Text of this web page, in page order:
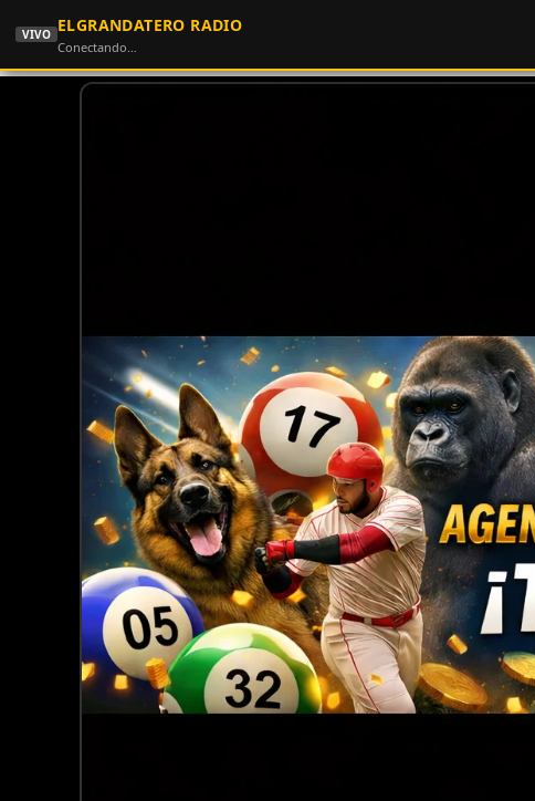
VIVO ELGRANDATERO RADIO
Conectando…